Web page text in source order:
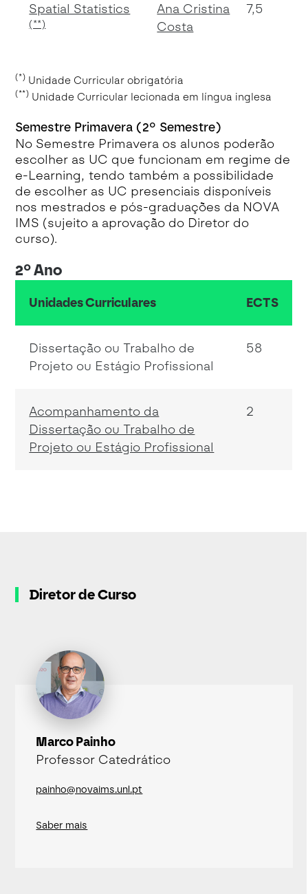
Spatial Statistics
(**)
Ana Cristina
Costa
7,5
(*) Unidade Curricular obrigatória
(**) Unidade Curricular lecionada em língua inglesa
Semestre Primavera (2º Semestre)
No Semestre Primavera os alunos poderão
escolher as UC que funcionam em regime de
e-Learning, tendo também a possibilidade
de escolher as UC presenciais disponíveis
nos mestrados e pós-graduações da NOVA
IMS (sujeito a aprovação do Diretor do
curso).
2º Ano
Unidades Curriculares ECTS
Dissertação ou Trabalho de
Projeto ou Estágio Profissional
58
Acompanhamento da
Dissertação ou Trabalho de
Projeto ou Estágio Profissional
2
Diretor de Curso
Marco Painho
Professor Catedrático
painho@novaims.unl.pt
Saber mais